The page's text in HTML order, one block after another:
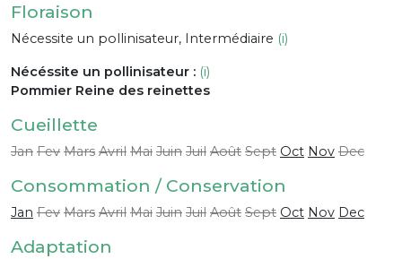
Floraison
Nécessite un pollinisateur, Intermédiaire (i)
Nécéssite un pollinisateur : (i)
Pommier Reine des reinettes
Cueillette
Jan Fev Mars Avril Mai Juin Juil Août Sept Oct Nov Dec
Consommation / Conservation
Jan Fev Mars Avril Mai Juin Juil Août Sept Oct Nov Dec
Adaptation